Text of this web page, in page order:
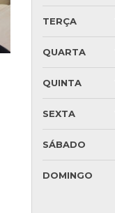
TERÇA
QUARTA
QUINTA
SEXTA
SÁBADO
DOMINGO